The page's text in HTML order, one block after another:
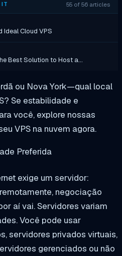
IT 55 of 56 articles
Ideal Cloud VPS
Best Solution to Host a…
ou Nova York—qual local
Se estabilidade e
você, explore nossas
VPS na nuvem agora.
Preferida
exige um servidor:
negociação
aí vai. Servidores variam
Você pode usar
servidores privados virtuais,
gerenciados ou não